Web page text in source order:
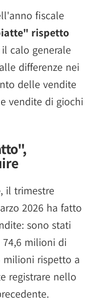
fiscale
rispetto
calo generale
differenze nei
delle vendite
vendite di giochi
, il trimestre
2026 ha fatto
sono stati
milioni di
milioni rispetto a
registrare nello